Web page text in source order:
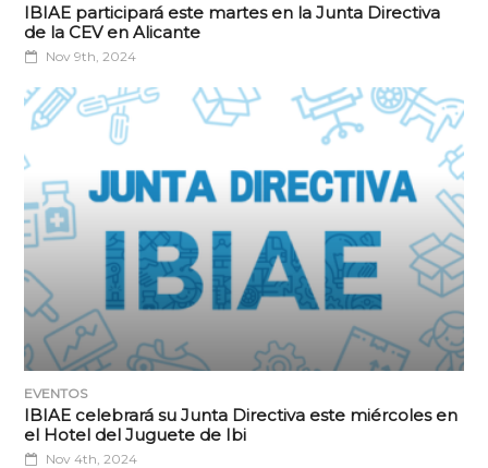
IBIAE participará este martes en la Junta Directiva
de la CEV en Alicante
Nov 9th, 2024
EVENTOS
IBIAE celebrará su Junta Directiva este miércoles en
el Hotel del Juguete de Ibi
Nov 4th, 2024